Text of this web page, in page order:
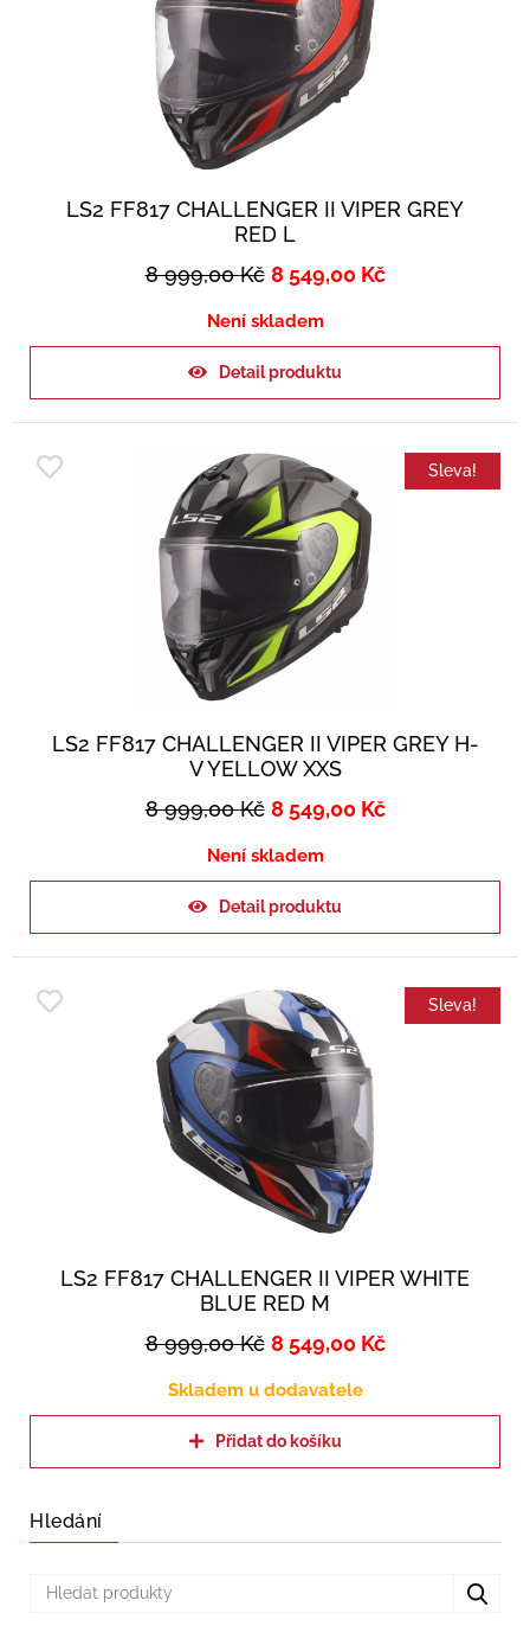
LS2 FF817 CHALLENGER II VIPER GREY
RED L
8 999,00Kč 8 549,00 Kč
Není skladem
Detail produktu
Sleva!
LS2 FF817 CHALLENGER II VIPER GREY H-
V YELLOW XXS
8 999,00Kč 8 549,00 Kč
Není skladem
Detail produktu
Sleva!
LS2 FF817 CHALLENGER II VIPER WHITE
BLUE RED M
8 999,00Kč 8 549,00 Kč
Skladem u dodavatele
Přidat do košíku
Hledání